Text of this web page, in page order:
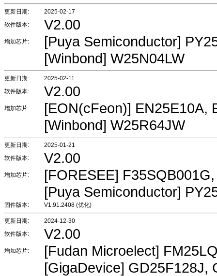
更新日期:
2025-02-17
软件版本:
V2.00
增加芯片:
[Puya Semiconductor]
[Winbond] W25N04LW
更新日期:
2025-02-11
软件版本:
V2.00
增加芯片:
[EON(cFeon)] EN25E10A,
[Winbond] W25R64JW
更新日期:
2025-01-21
软件版本:
V2.00
增加芯片:
[FORESEE]
[Puya Semiconductor]
固件版本: V1.91.2408 (优化)
更新日期:
2024-12-30
软件版本:
V2.00
增加芯片:
[Fudan Microelect]
[GigaDevice] GD25F128J,